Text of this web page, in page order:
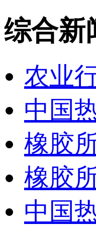
综合新
农业
中国
橡胶
橡胶
中国